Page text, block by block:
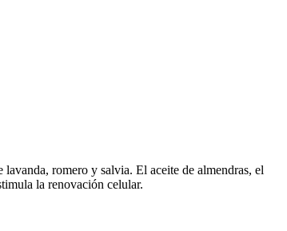
romero y salvia. El aceite de almendras, el
la renovación celular.